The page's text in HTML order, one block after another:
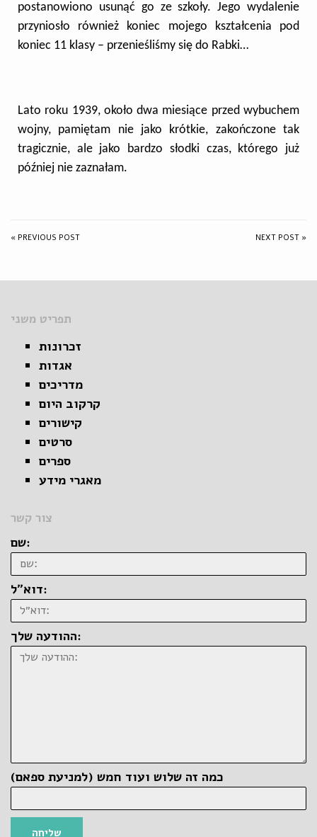
postanowiono usunąć go ze szkoły. Jego wydalenie
przyniosło również koniec mojego kształcenia pod
koniec 11 klasy – przenieśliśmy się do Rabki…
Lato roku 1939, około dwa miesiące przed wybuchem
wojny, pamiętam nie jako krótkie, zakończone tak
tragicznie, ale jako bardzo słodki czas, którego już
później nie zaznałam.
« PREVIOUS POST NEXT POST »
תפריט משני
זכרונות
אגדות
מדריכים
קרקוב היום
קישורים
סרטים
ספרים
מאגרי מידע
צור קשר
שם:
דוא״ל:
ההודעה שלך:
כמה זה שלוש ועוד חמש (למניעת ספאם)
שליחה